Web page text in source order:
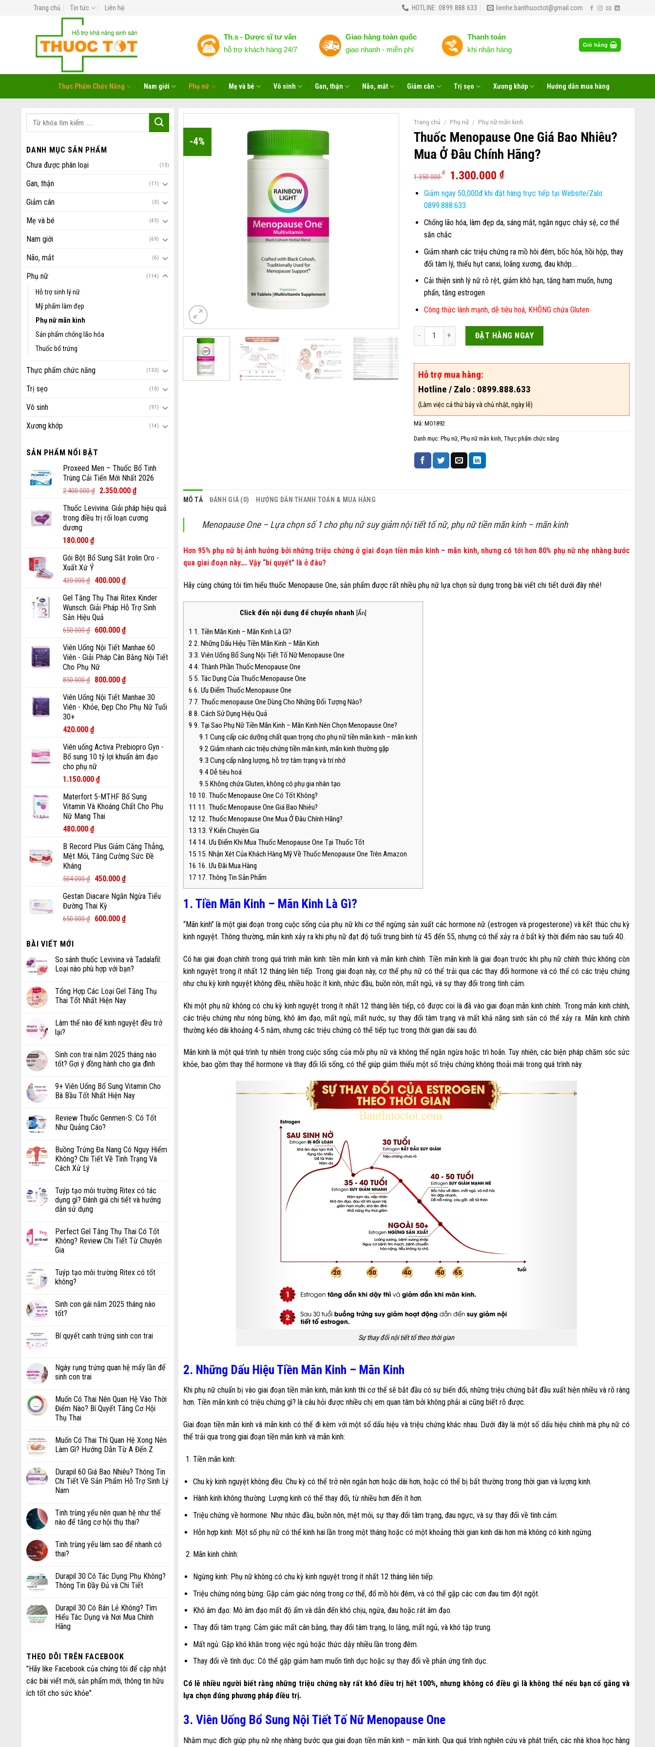
Trang chủ Tin tức Liên hệ HOTLINE: 0899.888.633 lienhe.banthuoctot@gmail.com
Th.s - Dược sĩ tư vấn
hỗ trợ khách hàng 24/7
Giao hàng toàn quốc
giao nhanh - miễn phí
Thanh toán
khi nhận hàng
Giỏ hàng
Thực Phẩm Chức Năng Nam giới Phụ nữ Mẹ và bé Vô sinh Gan, thận Não, mắt Giảm cân Trị sẹo Xương khớp Hướng dẫn mua hàng
DANH MỤC SẢN PHẨM
Chưa được phân loại
(13)
Gan, thận (11)
Giảm cân (3)
Mẹ và bé (43)
Nam giới (69)
Não, mắt (6)
Phụ nữ (114)
Hỗ trợ sinh lý nữ
Mỹ phẩm làm đẹp
Phụ nữ mãn kinh
Sản phẩm chống lão hóa
Thuốc bổ trứng
Thực phẩm chức năng (133)
Trị sẹo (10)
Vô sinh (97)
Xương khớp (14)
SẢN PHẨM NỔI BẬT
Proxeed Men – Thuốc Bổ Tinh
Trùng Cải Tiến Mới Nhất 2026
2.400.000₫ 2.350.000 ₫
Thuốc Levivina: Giải pháp hiệu quả
trong điều trị rối loạn cương
dương
180.000 ₫
Gói Bột Bổ Sung Sắt Irolin Oro -
Xuất Xứ Ý
420.000₫ 400.000 ₫
Gel Tăng Thụ Thai Ritex Kinder
Wunsch: Giải Pháp Hỗ Trợ Sinh
Sản Hiệu Quả
650.000₫ 600.000 ₫
Viên Uống Nội Tiết Manhae 60
Viên - Giải Pháp Cân Bằng Nội Tiết
Cho Phụ Nữ
850.000₫ 800.000 ₫
Viên Uống Nội Tiết Manhae 30
Viên - Khỏe, Đẹp Cho Phụ Nữ Tuổi
30+
420.000 ₫
Viên uống Activa Prebiopro Gyn -
Bổ sung 10 tỷ lợi khuẩn âm đạo
cho phụ nữ
1.150.000 ₫
Materfort 5-MTHF Bổ Sung
Vitamin Và Khoáng Chất Cho Phụ
Nữ Mang Thai
480.000 ₫
B Record Plus Giảm Căng Thẳng,
Mệt Mỏi, Tăng Cường Sức Đề
Kháng
504.000₫ 450.000 ₫
Gestan Diacare Ngăn Ngừa Tiểu
Đường Thai Kỳ
650.000₫ 600.000 ₫
BÀI VIẾT MỚI
So sánh thuốc Levivina và Tadalafil:
Loại nào phù hợp với bạn?
Tổng Hợp Các Loại Gel Tăng Thụ
Thai Tốt Nhất Hiện Nay
Làm thế nào để kinh nguyệt đều trở
lại?
Sinh con trai năm 2025 tháng nào
tốt? Gợi ý đồng hành cho gia đình
9+ Viên Uống Bổ Sung Vitamin Cho
Bà Bầu Tốt Nhất Hiện Nay
Review Thuốc Genmen-S: Có Tốt
Như Quảng Cáo?
Buồng Trứng Đa Nang Có Nguy Hiểm
Không? Chi Tiết Về Tình Trạng Và
Cách Xử Lý
Tuýp tạo môi trường Ritex có tác
dụng gì? Đánh giá chi tiết và hướng
dẫn sử dụng
Perfect Gel Tăng Thụ Thai Có Tốt
Không? Review Chi Tiết Từ Chuyên
Gia
Tuýp tạo môi trường Ritex có tốt
không?
Sinh con gái năm 2025 tháng nào
tốt?
Bí quyết canh trứng sinh con trai
Ngày rụng trứng quan hệ mấy lần để
sinh con trai
Muốn Có Thai Nên Quan Hệ Vào Thời
Điểm Nào? Bí Quyết Tăng Cơ Hội
Thụ Thai
Muốn Có Thai Thì Quan Hệ Xong Nên
Làm Gì? Hướng Dẫn Từ A Đến Z
Durapil 60 Giá Bao Nhiêu? Thông Tin
Chi Tiết Về Sản Phẩm Hỗ Trợ Sinh Lý
Nam
Tinh trùng yếu nên quan hệ như thế
nào để tăng cơ hội thụ thai?
Tinh trùng yếu làm sao để nhanh có
thai?
Durapil 30 Có Tác Dụng Phụ Không?
Thông Tin Đầy Đủ và Chi Tiết
Durapil 30 Có Bán Lẻ Không? Tìm
Hiểu Tác Dụng và Nơi Mua Chính
Hãng
THEO DÕI TRÊN FACEBOOK
"Hãy like Facebook của chúng tôi để cập nhật
các bài viết mới, sản phẩm mới, thông tin hữu
ích tốt cho sức khỏe".
-4%
Trang chủ / Phụ nữ / Phụ nữ mãn kinh
Thuốc Menopause One Giá Bao Nhiêu?
Mua Ở Đâu Chính Hãng?
1.350.000
₫ 1.300.000₫
Giảm ngay 50,000đ khi đặt hàng trực tiếp tại Website/Zalo:
0899.888.633
Chống lão hóa, làm đẹp da, sáng mắt, ngăn ngực chảy sệ, cơ thể
săn chắc
Giảm nhanh các triệu chứng ra mồ hôi đêm, bốc hỏa, hồi hộp, thay
đổi tâm lý, thiếu hụt canxi, loãng xương, đau khớp….
Cải thiện sinh lý nữ rõ rệt, giảm khô hạn, tăng ham muốn, hưng
phấn, tăng estrogen
Công thức lành mạnh, dễ tiêu hoá, KHÔNG chứa Gluten
Thuốc Menopause One Giá Bao Nhiêu? Mua Ở Đâu Chính Hãng? số lượng
ĐẶT HÀNG NGAY
Hỗ trợ mua hàng:
Hotline / Zalo : 0899.888.633
(Làm việc cả thứ bảy và chủ nhật, ngày lễ)
Mã: MO1892
Danh mục: Phụ nữ, Phụ nữ mãn kinh, Thực phẩm chức năng
MÔ TẢ ĐÁNH GIÁ (0) HƯỚNG DẪN THANH TOÁN & MUA HÀNG
Menopause One – Lựa chọn số 1 cho phụ nữ suy giảm nội tiết tố nữ, phụ nữ tiền mãn kinh – mãn kinh
Hơn 95% phụ nữ bị ảnh hưởng bởi những triệu chứng ở giai đoạn tiền mãn kinh – mãn kinh, nhưng có tới hơn 80% phụ nữ nhẹ nhàng bước
qua giai đoạn này…. Vậy “bí quyết” là ở đâu?
Hãy cùng chúng tôi tìm hiểu thuốc Menopause One, sản phẩm được rất nhiều phụ nữ lựa chọn sử dụng trong bài viết chi tiết dưới đây nhé!
Click đến nội dung để chuyển nhanh [Ẩn]
1 1. Tiền Mãn Kinh – Mãn Kinh Là Gì?
2 2. Những Dấu Hiệu Tiền Mãn Kinh – Mãn Kinh
3 3. Viên Uống Bổ Sung Nội Tiết Tố Nữ Menopause One
44. Thành Phần Thuốc Menopause One
5 5. Tác Dụng Của Thuốc Menopause One
6 6. Ưu Điểm Thuốc Menopause One
7 7. Thuốc menopause One Dùng Cho Những Đối Tượng Nào?
8 8. Cách Sử Dụng Hiệu Quả
9 9. Tại Sao Phụ Nữ Tiền Mãn Kinh – Mãn Kinh Nên Chọn Menopause One?
9.1 Cung cấp các dưỡng chất quan trọng cho phụ nữ tiền mãn kinh – mãn kinh
9.2 Giảm nhanh các triệu chứng tiền mãn kinh, mãn kinh thường gặp
9.3 Cung cấp năng lượng, hỗ trợ tâm trạng và trí nhớ
9.4Dễ tiêu hoá
9.5 Không chứa Gluten, không có phụ gia nhân tạo
10 10. Thuốc Menopause One Có Tốt Không?
11 11. Thuốc Menopause One Giá Bao Nhiêu?
12 12. Thuốc Menopause One Mua Ở Đâu Chính Hãng?
13 13. Ý Kiến Chuyên Gia
1414. Ưu Điểm Khi Mua Thuốc Menopause One Tại Thuốc Tốt
15 15. Nhận Xét Của Khách Hàng Mỹ Về Thuốc Menopause One Trên Amazon
16 16. Ưu Đãi Mua Hàng
17 17. Thông Tin Sản Phẩm
1. Tiền Mãn Kinh – Mãn Kinh Là Gì?
“Mãn kinh” là một giai đoạn trong cuộc sống của phụ nữ khi cơ thể ngừng sản xuất các hormone nữ (estrogen và progesterone) và kết thúc chu kỳ
kinh nguyệt. Thông thường, mãn kinh xảy ra khi phụ nữ đạt độ tuổi trung bình từ 45 đến 55, nhưng có thể xảy ra ở bất kỳ thời điểm nào sau tuổi 40.
Có hai giai đoạn chính trong quá trình mãn kinh: tiền mãn kinh và mãn kinh chính. Tiền mãn kinh là giai đoạn trước khi phụ nữ chính thức không còn
kinh nguyệt trong ít nhất 12 tháng liên tiếp. Trong giai đoạn này, cơ thể phụ nữ có thể trải qua các thay đổi hormone và có thể có các triệu chứng
như chu kỳ kinh nguyệt không đều, nhiều hoặc ít kinh, nhức đầu, buồn nôn, mất ngủ, và sự thay đổi trong tình cảm.
Khi một phụ nữ không có chu kỳ kinh nguyệt trong ít nhất 12 tháng liên tiếp, cô được coi là đã vào giai đoạn mãn kinh chính. Trong mãn kinh chính,
các triệu chứng như nóng bừng, khô âm đạo, mất ngủ, mất nước, sự thay đổi tâm trạng và mất khả năng sinh sản có thể xảy ra. Mãn kinh chính
thường kéo dài khoảng 4-5 năm, nhưng các triệu chứng có thể tiếp tục trong thời gian dài sau đó.
Mãn kinh là một quá trình tự nhiên trong cuộc sống của mỗi phụ nữ và không thể ngăn ngừa hoặc trì hoãn. Tuy nhiên, các biện pháp chăm sóc sức
khỏe, bao gồm thay thế hormone và thay đổi lối sống, có thể giúp giảm thiểu một số triệu chứng không thoải mái trong quá trình này.
Sự thay đổi nội tiết tố theo thời gian
2. Những Dấu Hiệu Tiền Mãn Kinh – Mãn Kinh
Khi phụ nữ chuẩn bị vào giai đoạn tiền mãn kinh, mãn kinh thì cơ thể sẽ bắt đầu có sự biến đổi, những triệu chứng bắt đầu xuất hiện nhiều và rõ ràng
hơn. Tiền mãn kinh có triệu chứng gì? là câu hỏi được nhiều chị em quan tâm bởi không phải ai cũng biết rõ được.
Giai đoạn tiền mãn kinh và mãn kinh có thể đi kèm với một số dấu hiệu và triệu chứng khác nhau. Dưới đây là một số dấu hiệu chính mà phụ nữ có
thể trải qua trong giai đoạn tiền mãn kinh và mãn kinh:
Tiền mãn kinh:
Chu kỳ kinh nguyệt không đều: Chu kỳ có thể trở nên ngắn hơn hoặc dài hơn, hoặc có thể bị bất thường trong thời gian và lượng kinh.
Hành kinh không thường: Lượng kinh có thể thay đổi, từ nhiều hơn đến ít hơn.
Triệu chứng về hormone: Như nhức đầu, buồn nôn, mệt mỏi, sự thay đổi tâm trạng, đau ngực, và sự thay đổi về tình cảm.
Hỗn hợp kinh: Một số phụ nữ có thể kinh hai lần trong một tháng hoặc có một khoảng thời gian kinh dài hơn mà không có kinh ngừng.
Mãn kinh chính:
Ngừng kinh: Phụ nữ không có chu kỳ kinh nguyệt trong ít nhất 12 tháng liên tiếp.
Triệu chứng nóng bừng: Gặp cảm giác nóng trong cơ thể, đổ mồ hôi đêm, và có thể gặp các cơn đau tim đột ngột.
Khô âm đạo: Mô âm đạo mất độ ẩm và dẫn đến khó chịu, ngứa, đau hoặc rát âm đạo.
Thay đổi tâm trạng: Cảm giác mất cân bằng, thay đổi tâm trạng, lo lắng, mất ngủ, và khó tập trung.
Mất ngủ: Gặp khó khăn trong việc ngủ hoặc thức dậy nhiều lần trong đêm.
Thay đổi về tình dục: Có thể gặp giảm ham muốn tình dục hoặc sự thay đổi về phản ứng tình dục.
Có lẽ nhiều người biết rằng những triệu chứng này rất khó điều trị hết 100%, nhưng không có điều gì là không thể nếu bạn cố gắng và
lựa chọn đúng phương pháp điều trị.
3. Viên Uống Bổ Sung Nội Tiết Tố Nữ Menopause One
Nhằm mục đích giúp phụ nữ nhẹ nhàng bước qua giai đoạn tiền mãn kinh – mãn kinh. Qua quá trình nghiên cứu và phát triển, các nhà khoa học hàng